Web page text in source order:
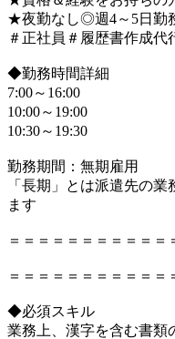
★夜勤なし◎週4～5日勤
＃正社員＃履歴書作成代
◆勤務時間詳細
7:00～16:00
10:00～19:00
10:30～19:30
勤務期間：無期雇用
「長期」とは派遣先の
ます
＝＝＝＝＝＝＝＝＝＝＝
＝＝＝＝＝＝＝＝＝＝＝
◆必須スキル
業務上、漢字を含む書類